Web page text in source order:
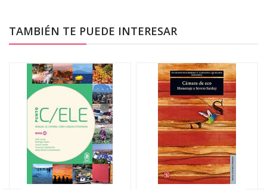
TAMBIÉN TE PUEDE INTERESAR